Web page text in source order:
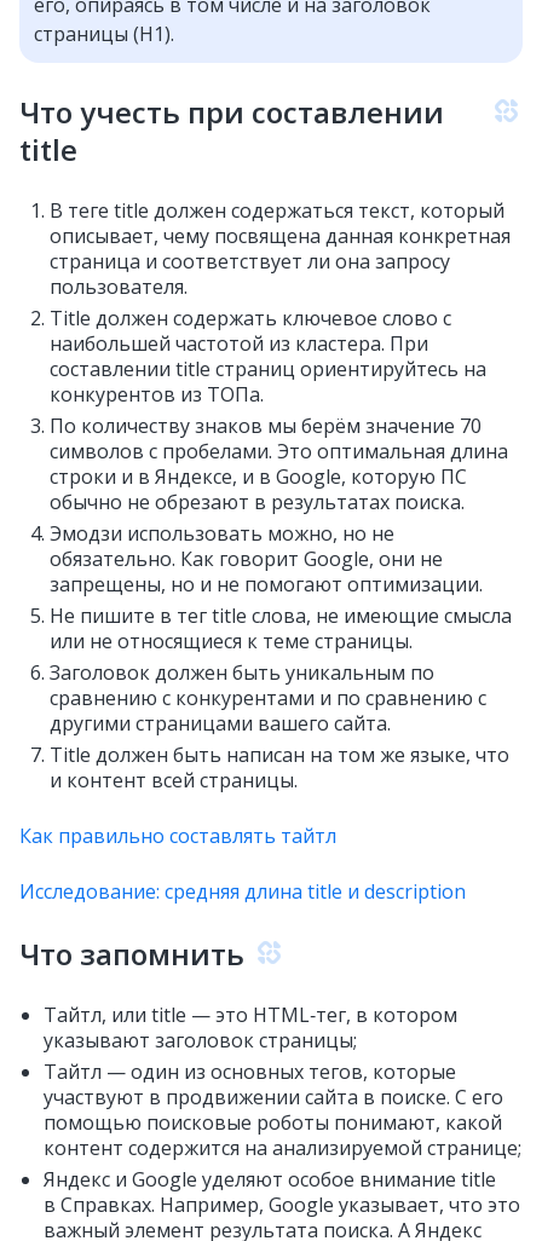
страницы (H1).
Что учесть при составлении
title
В теге title должен содержаться текст, который
описывает, чему посвящена данная конкретная
страница и соответствует ли она запросу
пользователя.
Title должен содержать ключевое слово с
наибольшей частотой из кластера. При
составлении title страниц ориентируйтесь на
конкурентов из ТОПа.
По количеству знаков мы берём значение 70
символов с пробелами. Это оптимальная длина
строки и в Яндексе, и в Google, которую ПС
обычно не обрезают в результатах поиска.
Эмодзи использовать можно, но не
обязательно. Как говорит Google, они не
запрещены, но и не помогают оптимизации.
Не пишите в тег title слова, не имеющие смысла
или не относящиеся к теме страницы.
Заголовок должен быть уникальным по
сравнению с конкурентами и по сравнению с
другими страницами вашего сайта.
Title должен быть написан на том же языке, что
и контент всей страницы.
Как правильно составлять тайтл
Исследование: средняя длина title и description
Что запомнить
Тайтл, или title — это HTML‑тег, в котором
указывают заголовок страницы;
Тайтл — один из основных тегов, которые
участвуют в продвижении сайта в поиске. С его
помощью поисковые роботы понимают, какой
контент содержится на анализируемой странице;
Яндекс и Google уделяют особое внимание title
в Справках. Например, Google указывает, что это
важный элемент результата поиска. А Яндекс